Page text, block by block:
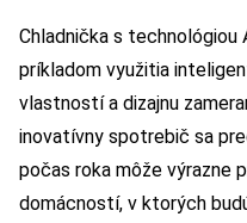
Chladnička s technológiou
príkladom využitia
vlastností a dizajnu
inovatívny spotrebič sa
počas roka môže výrazne
domácností, v ktorých